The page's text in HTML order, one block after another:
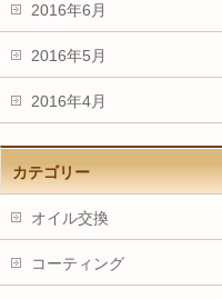
2016年6月
2016年5月
2016年4月
カテゴリー
オイル交換
コーティング